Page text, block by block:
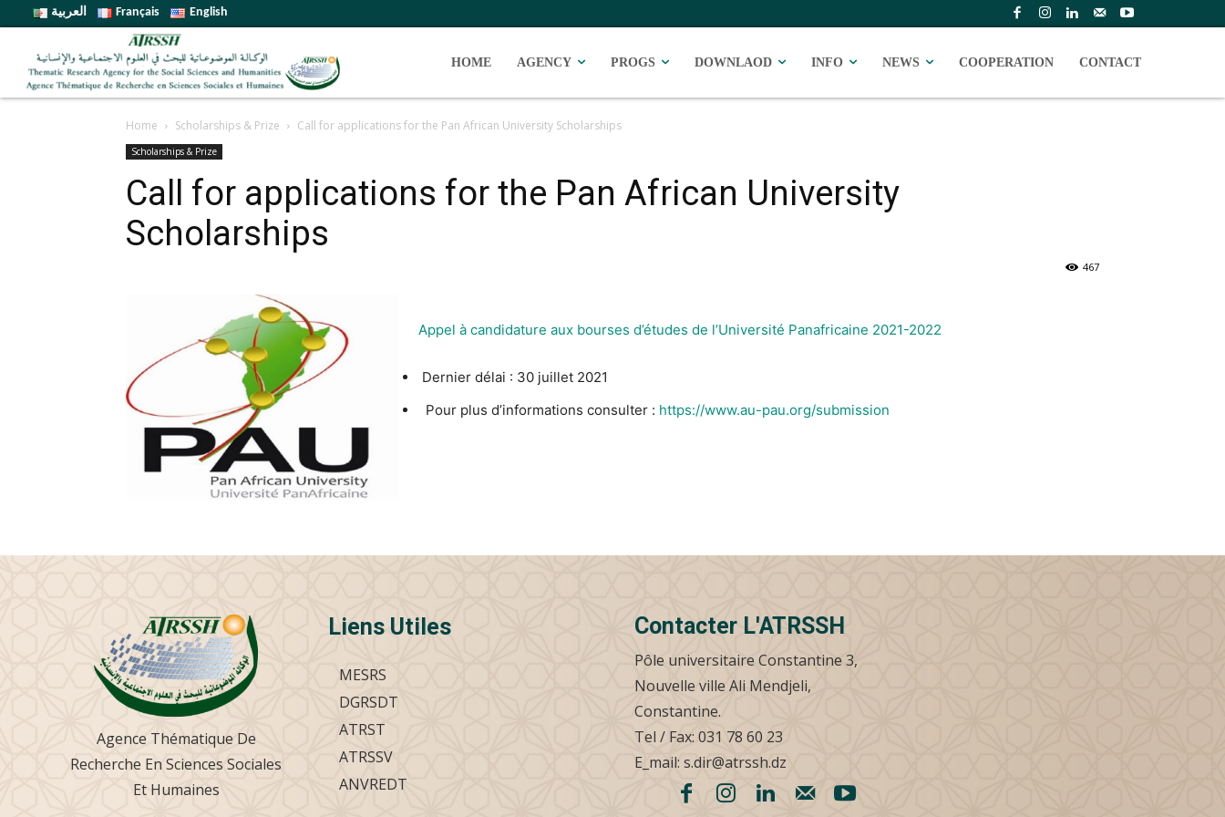
العربية Français English
HOME AGENCY PROGS DOWNLAOD INFO NEWS COOPERATION CONTACT
Home Scholarships & Prize Call for applications for the Pan African University Scholarships
Scholarships & Prize
Call for applications for the Pan African University
Scholarships
467
Appel à candidature aux bourses d’études de l’Université Panafricaine 2021-2022
Dernier délai : 30 juillet 2021
Pour plus d’informations consulter : https://www.au-pau.org/submission
Agence Thématique De
Recherche En Sciences Sociales
Et Humaines
Liens Utiles
MESRS
DGRSDT
ATRST
ATRSSV
ANVREDT
Contacter L'ATRSSH
Pôle universitaire Constantine 3,
Nouvelle ville Ali Mendjeli,
Constantine.
Tel / Fax: 031 78 60 23
E_mail: s.dir@atrssh.dz